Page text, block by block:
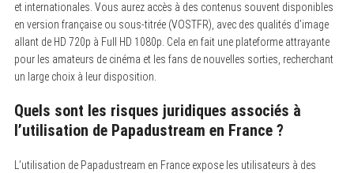
et internationales. Vous aurez accès à des contenus souvent disponibles
en version française ou sous-titrée (VOSTFR), avec des qualités d’image
allant de HD 720p à Full HD 1080p. Cela en fait une plateforme attrayante
pour les amateurs de cinéma et les fans de nouvelles sorties, recherchant
un large choix à leur disposition.
Quels sont les risques juridiques associés à
l’utilisation de Papadustream en France ?
L’utilisation de Papadustream en France expose les utilisateurs à des